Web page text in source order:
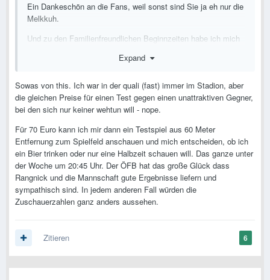
Ein Dankeschön an die Fans, weil sonst sind Sie ja eh nur die
Melkkuh.
Und zu den Familienfreundlichen Beginnzeiten habe ich mich
auch so ein Testsspiel um 18 od 19 Uhr beginnen können.
Expand
Sowas von this. Ich war in der quali (fast) immer im Stadion, aber
die gleichen Preise für einen Test gegen einen unattraktiven Gegner,
bei den sich nur keiner wehtun will - nope.
Für 70 Euro kann ich mir dann ein Testspiel aus 60 Meter
Entfernung zum Spielfeld anschauen und mich entscheiden, ob ich
ein Bier trinken oder nur eine Halbzeit schauen will. Das ganze unter
der Woche um 20:45 Uhr. Der ÖFB hat das große Glück dass
Rangnick und die Mannschaft gute Ergebnisse liefern und
sympathisch sind. In jedem anderen Fall würden die
Zuschauerzahlen ganz anders aussehen.
6
Zitieren